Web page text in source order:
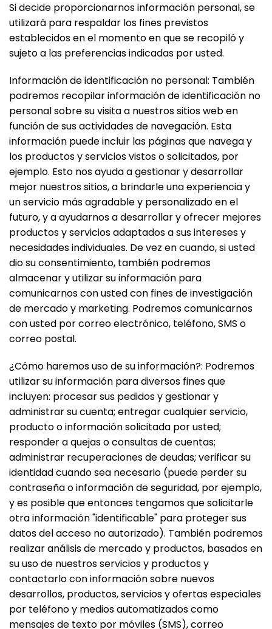
Si decide proporcionarnos información personal, se
utilizará para respaldar los fines previstos
establecidos en el momento en que se recopiló y
sujeto a las preferencias indicadas por usted.
Información de identificación no personal: También
podremos recopilar información de identificación no
personal sobre su visita a nuestros sitios web en
función de sus actividades de navegación. Esta
información puede incluir las páginas que navega y
los productos y servicios vistos o solicitados, por
ejemplo. Esto nos ayuda a gestionar y desarrollar
mejor nuestros sitios, a brindarle una experiencia y
un servicio más agradable y personalizado en el
futuro, y a ayudarnos a desarrollar y ofrecer mejores
productos y servicios adaptados a sus intereses y
necesidades individuales. De vez en cuando, si usted
dio su consentimiento, también podremos
almacenar y utilizar su información para
comunicarnos con usted con fines de investigación
de mercado y marketing. Podremos comunicarnos
con usted por correo electrónico, teléfono, SMS o
correo postal.
¿Cómo haremos uso de su información?: Podremos
utilizar su información para diversos fines que
incluyen: procesar sus pedidos y gestionar y
administrar su cuenta; entregar cualquier servicio,
producto o información solicitada por usted;
responder a quejas o consultas de cuentas;
administrar recuperaciones de deudas; verificar su
identidad cuando sea necesario (puede perder su
contraseña o información de seguridad, por ejemplo,
y es posible que entonces tengamos que solicitarle
otra información "identificable" para proteger sus
datos del acceso no autorizado). También podremos
realizar análisis de mercado y productos, basados en
su uso de nuestros servicios y productos y
contactarlo con información sobre nuevos
desarrollos, productos, servicios y ofertas especiales
por teléfono y medios automatizados como
mensajes de texto por móviles (SMS), correo